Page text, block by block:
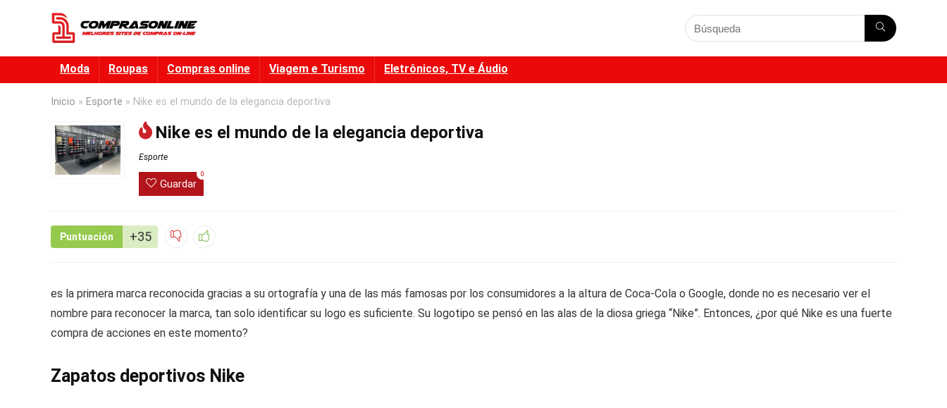
Moda Roupas Compras online Viagem e Turismo Eletrônicos, TV e Áudio
Inicio » Esporte » Nike es el mundo de la elegancia deportiva
Nike es el mundo de la elegancia deportiva
Esporte
Guardar
0
Puntuación +35
es la primera marca reconocida gracias a su ortografía y una de las más famosas por los consumidores a la altura de Coca-Cola o Google, donde no es necesario ver el
nombre para reconocer la marca, tan solo identificar su logo es suficiente. Su logotipo se pensó en las alas de la diosa griega “Nike”. Entonces, ¿por qué Nike es una fuerte
compra de acciones en este momento?
Zapatos deportivos Nike